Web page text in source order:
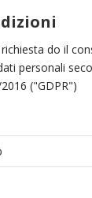
do il
personali
("GDPR")